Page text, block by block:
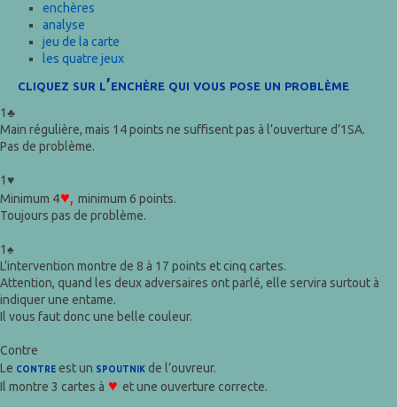
enchères
analyse
jeu de la carte
les quatre jeux
cliquez sur l’enchère qui vous pose un problème
1♣
Main régulière, mais 14 points ne suffisent pas à l’ouverture d’1SA.
Pas de problème.
1♥
Minimum 4♥, minimum 6 points.
Toujours pas de problème.
1♠
L’intervention montre de 8 à 17 points et cinq cartes.
Attention, quand les deux adversaires ont parlé, elle servira surtout à
indiquer une entame.
Il vous faut donc une belle couleur.
Contre
Le contreest un spoutnikde l’ouvreur.
Il montre 3 cartes à ♥ et une ouverture correcte.